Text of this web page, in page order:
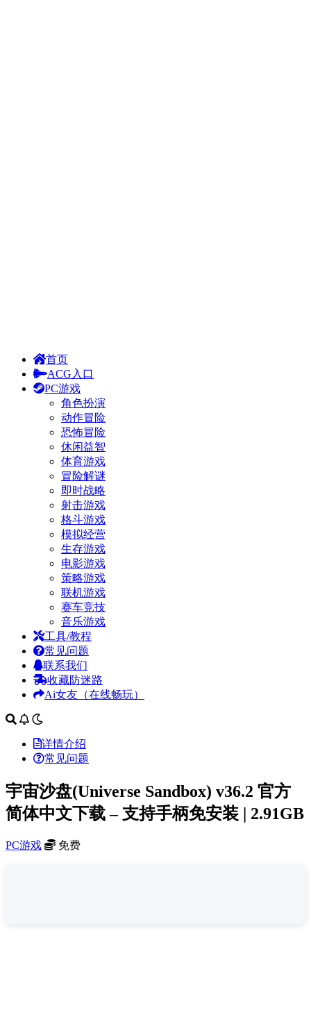
首页
ACG入口
PC游戏
角色扮演
动作冒险
恐怖冒险
休闲益智
体育游戏
冒险解谜
即时战略
射击游戏
格斗游戏
模拟经营
生存游戏
电影游戏
策略游戏
联机游戏
赛车竞技
音乐游戏
工具/教程
常见问题
联系我们
收藏防迷路
Ai女友（在线畅玩）
详情介绍
常见问题
宇宙沙盘(Universe Sandbox) v36.2 官方
简体中文下载 – 支持手柄免安装 | 2.91GB
PC游戏 免费